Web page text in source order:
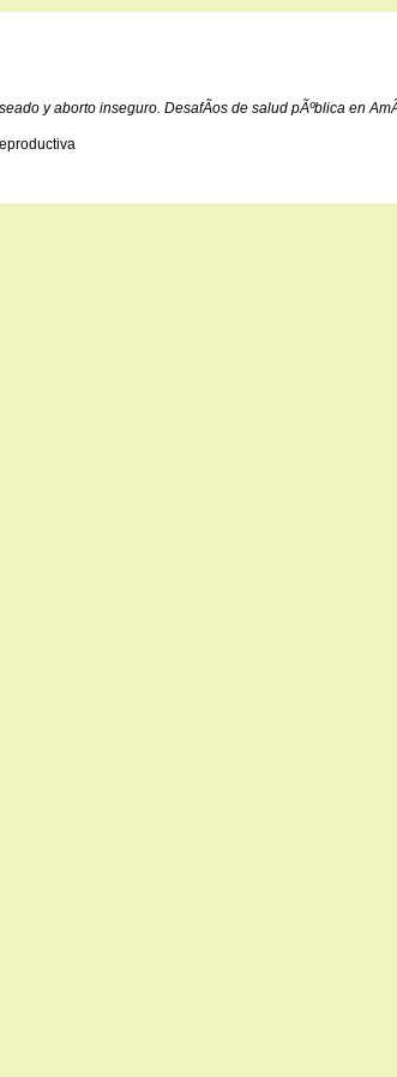
y aborto inseguro. DesafÃ­os de salud pÃºblica en